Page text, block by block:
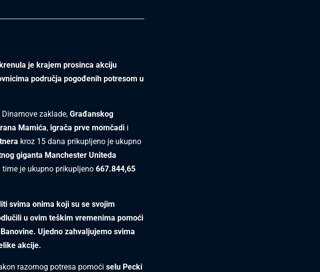
je krajem prosinca akciju
područja pogođenih potresom u
zaklade, Građanskog
Mamića, igrača prve momčadi i
kroz 15 dana prikupljeno je ukupno
giganta Manchester Uniteda
time je ukupno prikupljeno 667.844,65
svima onima koji su se svojim
u ovim teškim vremenima pomoći
Ujedno zahvaljujemo svima
akcije.
razornog potresa pomoći selu Pecki